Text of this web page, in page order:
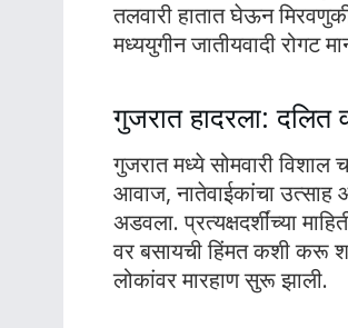
तलवारी हातात घेऊन
मध्ययुगीन जातीयवादी रोगट
गुजरात हादरला: दलित
गुजरात मध्ये सोमवारी विशाल
आवाज, नातेवाईकांचा उत्साह
अडवला. प्रत्यक्षदर्शींच्या
वर बसायची हिंमत कशी करू
लोकांवर मारहाण सुरू झाली.